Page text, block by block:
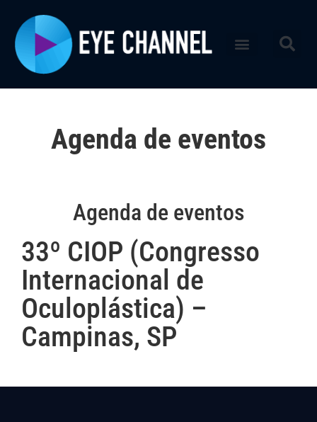
Agenda de eventos
Agenda de eventos
33º CIOP (Congresso
Internacional de
Oculoplástica) –
Campinas, SP